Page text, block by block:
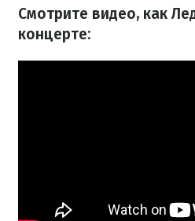
Смотрите видео, как
концерте: